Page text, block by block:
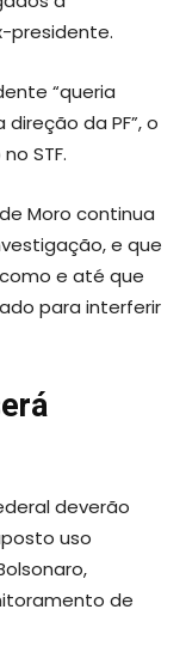
presidente.
“queria
da PF”, o
STF.
Moro continua
e que
e até que
para interferir
deverão
uso
de